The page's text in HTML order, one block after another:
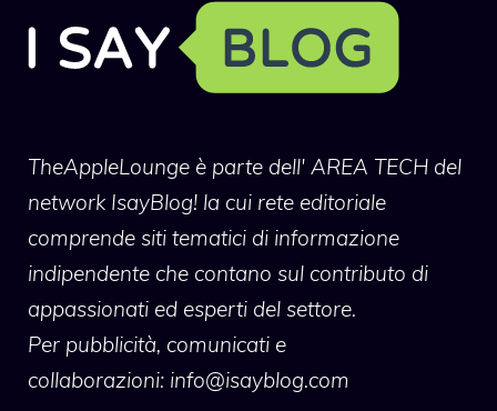
TheAppleLounge è parte dell' AREA TECH del
network IsayBlog! la cui rete editoriale
comprende siti tematici di informazione
indipendente che contano sul contributo di
appassionati ed esperti del settore.
Per pubblicità, comunicati e
collaborazioni: info@isayblog.com